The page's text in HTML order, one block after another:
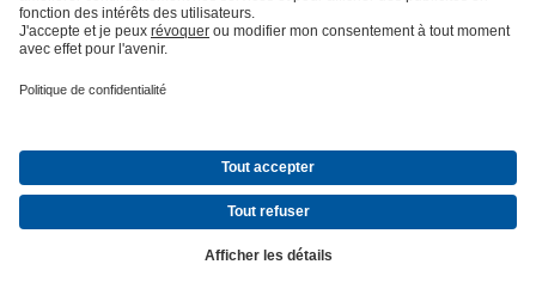
IndustrieBâtiment
SociétéActualités & ÉvènementsPresseOpportunités de carrière chez
Clause de non-responsabilité